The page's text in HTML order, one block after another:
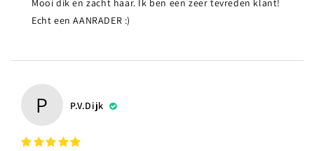
Mooi dik en zacht haar. Ik ben een zeer tevreden klant!
Echt een AANRADER :)
P P.v.Dijk